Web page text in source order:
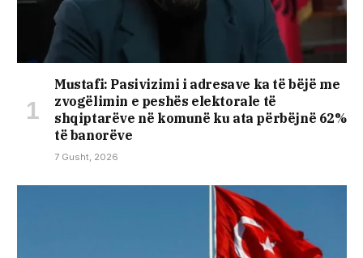
Mustafi: Pasivizimi i adresave ka të bëjë me
zvogëlimin e peshës elektorale të
shqiptarëve në komunë ku ata përbëjnë 62%
të banorëve
7 Gusht, 2026